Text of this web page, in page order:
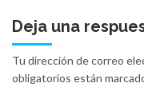
Deja una
Tu dirección de correo
obligatorios están